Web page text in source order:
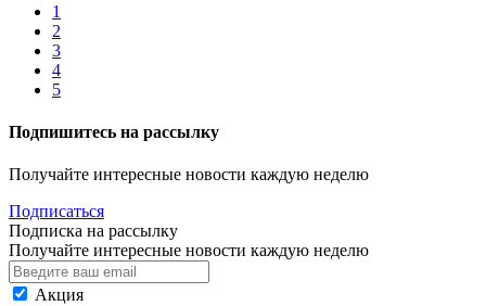
1
2
3
4
5
Подпишитесь на рассылку
Получайте интересные новости каждую неделю
Подписаться
Подписка на рассылку
Получайте интересные новости каждую неделю
Акция